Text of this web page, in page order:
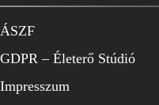
ÁSZF
GDPR – Életerő Stúdió
Impresszum